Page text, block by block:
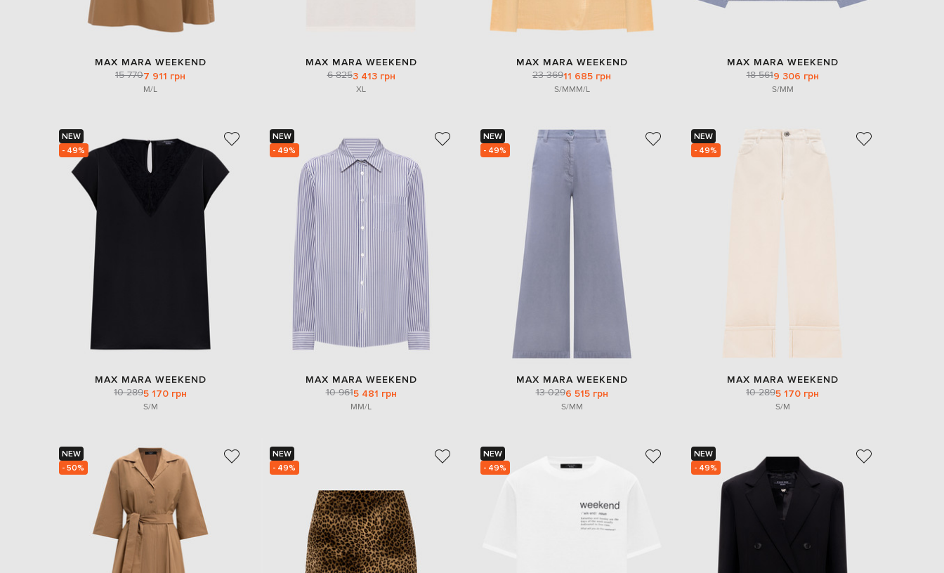
MAX MARA WEEKEND
15 7707 911 грн
M/L
MAX MARA WEEKEND
6 8253 413 грн
XL
MAX MARA WEEKEND
23 36911 685 грн
S/MMM/L
MAX MARA WEEKEND
18 5619 306 грн
S/MM
NEW
- 49%
MAX MARA WEEKEND
10 2895 170 грн
S/M
NEW
- 49%
MAX MARA WEEKEND
10 9615 481 грн
MM/L
NEW
- 49%
MAX MARA WEEKEND
13 0296 515 грн
S/MM
NEW
- 49%
MAX MARA WEEKEND
10 2895 170 грн
S/M
NEW
- 50%
NEW
- 49%
NEW
- 49%
NEW
- 49%